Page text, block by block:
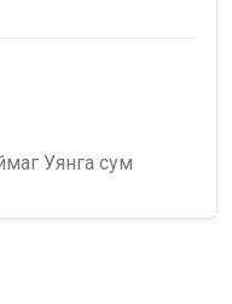
Уянга сум